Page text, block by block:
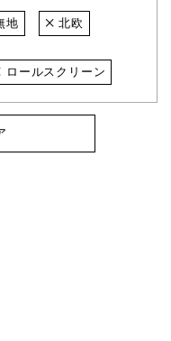
地 北欧
ロールスクリーン